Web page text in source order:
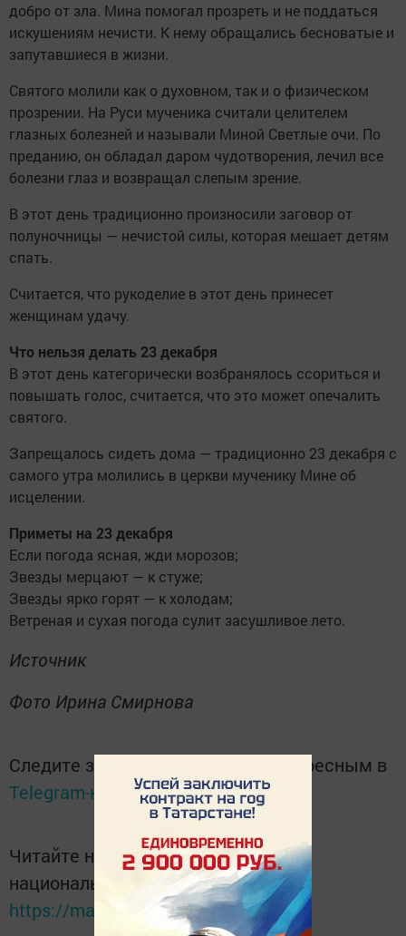
добро от зла. Мина помогал прозреть и не поддаться
искушениям нечисти. К нему обращались бесноватые и
запутавшиеся в жизни.
Святого молили как о духовном, так и о физическом
прозрении. На Руси мученика считали целителем
глазных болезней и называли Миной Светлые очи. По
преданию, он обладал даром чудотворения, лечил все
болезни глаз и возвращал слепым зрение.
В этот день традиционно произносили заговор от
полуночницы — нечистой силы, которая мешает детям
спать.
Считается, что рукоделие в этот день принесет
женщинам удачу.
Что нельзя делать 23 декабря
В этот день категорически возбранялось ссориться и
повышать голос, считается, что это может опечалить
святого.
Запрещалось сидеть дома — традиционно 23 декабря с
самого утра молились в церкви мученику Мине об
исцелении.
Приметы на 23 декабря
Если погода ясная, жди морозов;
Звезды мерцают — к стуже;
Звезды ярко горят — к холодам;
Ветреная и сухая погода сулит засушливое лето.
Источник
Фото Ирина Смирнова
Следите за самым важным и интересным в
Telegram-каналеТатмедиа
Читайте новости Татарстана в
национальном мессенджере MАХ:
https://max.ru/tatmedia